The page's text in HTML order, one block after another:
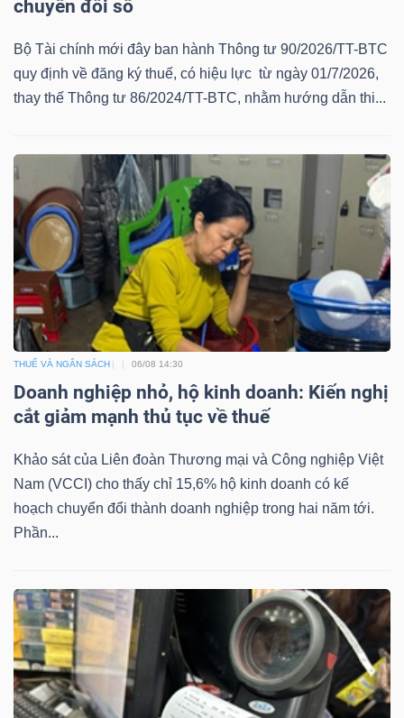
chuyển đổi số
Bộ Tài chính mới đây ban hành Thông tư 90/2026/TT-BTC
quy định về đăng ký thuế, có hiệu lực từ ngày 01/7/2026,
thay thế Thông tư 86/2024/TT-BTC, nhằm hướng dẫn thi...
THUẾ VÀ NGÂN SÁCH 06/08 14:30
Doanh nghiệp nhỏ, hộ kinh doanh: Kiến nghị
cắt giảm mạnh thủ tục về thuế
Khảo sát của Liên đoàn Thương mại và Công nghiệp Việt
Nam (VCCI) cho thấy chỉ 15,6% hộ kinh doanh có kế
hoạch chuyển đổi thành doanh nghiệp trong hai năm tới.
Phần...
BẤT
SẢN
Mã
khoán
Tất cả Cổ phiếu Chỉ số Chứng chỉ quỹ Chứng
Lãnh
đạo
(-)
Tất cả Người nội bộ
Tin
(-)
Bài
tác
giả
(-)
Báo